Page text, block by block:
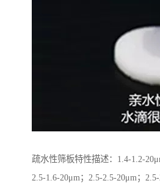
疏水性筛板特性描述：1.4-1.2-
2.5-1.6-20μm；2.5-2.5-20μm；